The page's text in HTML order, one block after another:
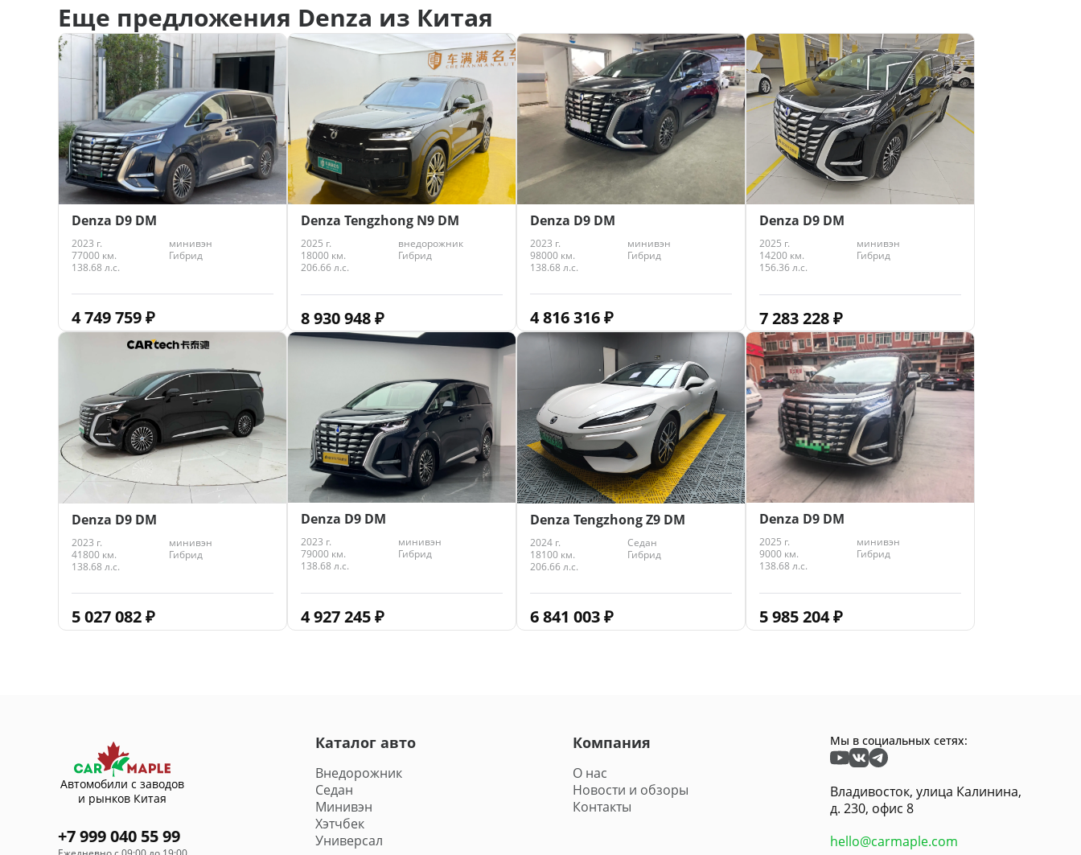
Еще предложения Denza из Китая
Denza D9 DM
2023 г.
минивэн
77000 км.
Гибрид
138.68 л.с.
4 749 759₽
Denza Tengzhong N9 DM
2025 г.
внедорожник
18000 км.
Гибрид
206.66 л.с.
8 930 948₽
Denza D9 DM
2023 г.
минивэн
98000 км.
Гибрид
138.68 л.с.
4 816 316₽
Denza D9 DM
2025 г.
минивэн
14200 км.
Гибрид
156.36 л.с.
7 283 228₽
Denza D9 DM
2023 г.
минивэн
41800 км.
Гибрид
138.68 л.с.
5 027 082₽
Denza D9 DM
2023 г.
минивэн
79000 км.
Гибрид
138.68 л.с.
4 927 245₽
Denza Tengzhong Z9 DM
2024 г.
Седан
18100 км.
Гибрид
206.66 л.с.
6 841 003₽
Denza D9 DM
2025 г.
минивэн
9000 км.
Гибрид
138.68 л.с.
5 985 204₽
Автомобили с заводов
и рынков Китая
+7 999 040 55 99
Каталог авто
Внедорожник
Седан
Минивэн
Хэтчбек
Универсал
Компания
О нас
Новости и обзоры
Контакты
Мы в социальных сетях:
Владивосток, улица Калинина,
д. 230, офис 8
hello@carmaple.com